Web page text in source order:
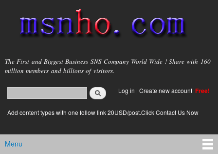
main
content
msnho.com
The First and Biggest Business SNS Company World Wide ! Share with 160
million members and billions of visitors.
Search form
login link
Log in | Create new account Free!
Add content types with one follow link 20USD/post.Click Contact Us Now
Main menu
Menu